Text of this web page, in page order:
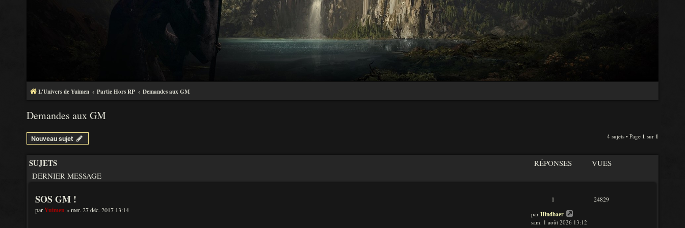
L'Univers de Yuimen Partie Hors RP Demandes aux GM
Demandes aux GM
Nouveau sujet 4 sujets • Page 1 sur 1
SUJETS RÉPONSES
VUES
DERNIER MESSAGE
SOS GM !
parYuimen» mer. 27 déc. 2017 13:14
1 24829
par Hindbaer
sam. 1 août 2026 13:12